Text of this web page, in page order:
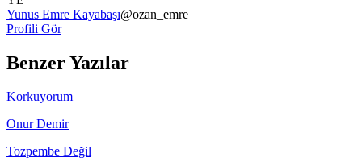
Yunus Emre Kayabaşı@ozan_emre
Profili Gör
Benzer Yazılar
Korkuyorum
Onur Demir
Tozpembe Değil